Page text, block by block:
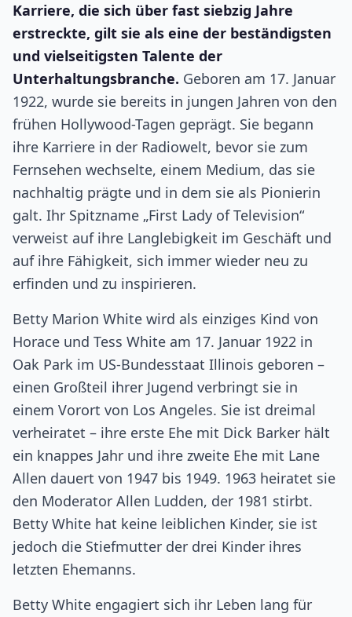
Karriere, die sich über fast siebzig Jahre
erstreckte, gilt sie als eine der beständigsten
und vielseitigsten Talente der
Unterhaltungsbranche. Geboren am 17. Januar
1922, wurde sie bereits in jungen Jahren von den
frühen Hollywood-Tagen geprägt. Sie begann
ihre Karriere in der Radiowelt, bevor sie zum
Fernsehen wechselte, einem Medium, das sie
nachhaltig prägte und in dem sie als Pionierin
galt. Ihr Spitzname „First Lady of Television“
verweist auf ihre Langlebigkeit im Geschäft und
auf ihre Fähigkeit, sich immer wieder neu zu
erfinden und zu inspirieren.
Betty Marion White wird als einziges Kind von
Horace und Tess White am 17. Januar 1922 in
Oak Park im US-Bundesstaat Illinois geboren –
einen Großteil ihrer Jugend verbringt sie in
einem Vorort von Los Angeles. Sie ist dreimal
verheiratet – ihre erste Ehe mit Dick Barker hält
ein knappes Jahr und ihre zweite Ehe mit Lane
Allen dauert von 1947 bis 1949. 1963 heiratet sie
den Moderator Allen Ludden, der 1981 stirbt.
Betty White hat keine leiblichen Kinder, sie ist
jedoch die Stiefmutter der drei Kinder ihres
letzten Ehemanns.
Betty White engagiert sich ihr Leben lang für